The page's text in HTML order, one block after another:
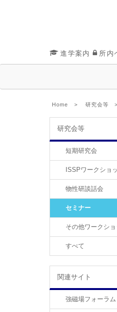
進学案内 所内
Home > 研究会等 >
研究会等
短期研究会
ISSPワークショ
物性研談話会
セミナー
その他ワークシ
すべて
関連サイト
強磁場フォーラム